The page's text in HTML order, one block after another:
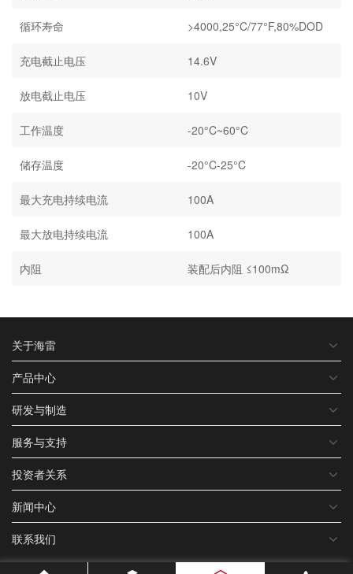
循环寿命 >4000,25°C/77°F,80%DOD
充电截止电压 14.6V
放电截止电压 10V
工作温度 -20°C~60°C
储存温度 -20°C-25°C
最大充电持续电流 100A
最大放电持续电流 100A
内阻 装配后内阻 ≤100mΩ
关于海雷
产品中心
研发与制造
服务与支持
投资者关系
新闻中心
联系我们